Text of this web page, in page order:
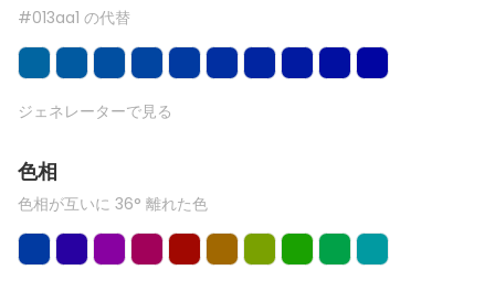
#013aa1 の代替
ジェネレーターで見る
色相
色相が互いに 36° 離れた色